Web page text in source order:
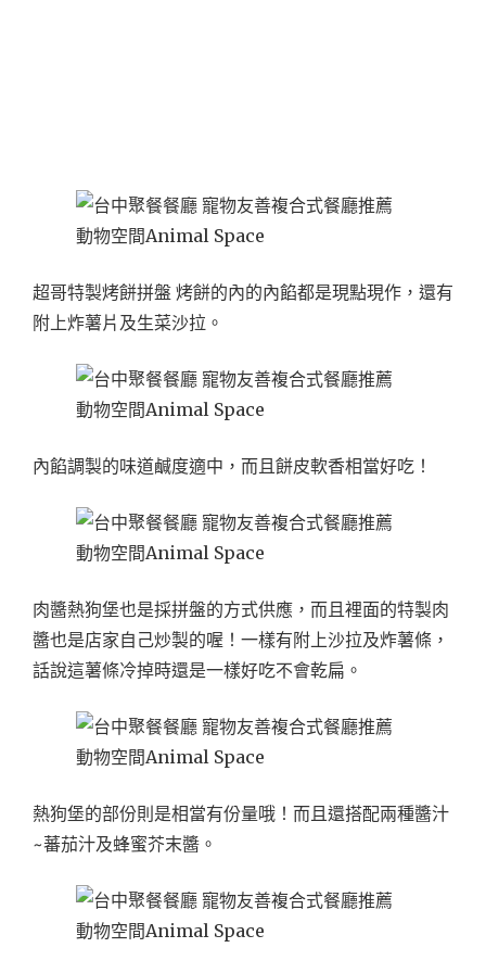
超哥特製烤餅拼盤 烤餅的內的內餡都是現點現作，還有
附上炸薯片及生菜沙拉。
內餡調製的味道鹹度適中，而且餅皮軟香相當好吃！
肉醬熱狗堡也是採拼盤的方式供應，而且裡面的特製肉
醬也是店家自己炒製的喔！一樣有附上沙拉及炸薯條，
話說這薯條冷掉時還是一樣好吃不會乾扁。
熱狗堡的部份則是相當有份量哦！而且還搭配兩種醬汁
~蕃茄汁及蜂蜜芥末醬。